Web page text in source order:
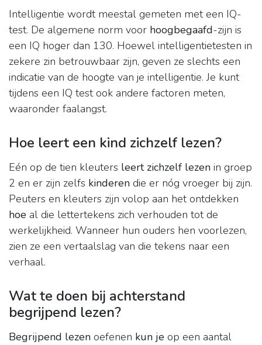
Intelligentie wordt meestal gemeten met een IQ-
test. De algemene norm voor hoogbegaafd-zijn is
een IQ hoger dan 130. Hoewel intelligentietesten in
zekere zin betrouwbaar zijn, geven ze slechts een
indicatie van de hoogte van je intelligentie. Je kunt
tijdens een IQ test ook andere factoren meten,
waaronder faalangst.
Hoe leert een kind zichzelf lezen?
Eén op de tien kleuters leert zichzelf lezen in groep
2 en er zijn zelfs kinderen die er nóg vroeger bij zijn.
Peuters en kleuters zijn volop aan het ontdekken
hoe al die lettertekens zich verhouden tot de
werkelijkheid. Wanneer hun ouders hen voorlezen,
zien ze een vertaalslag van die tekens naar een
verhaal.
Wat te doen bij achterstand
begrijpend lezen?
Begrijpend lezen oefenen kun je op een aantal